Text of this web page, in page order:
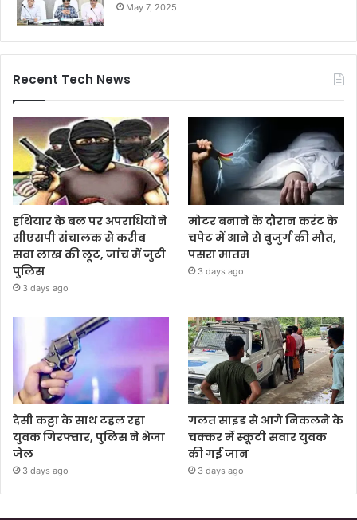
May 7, 2025
Recent Tech News
हथियार के बल पर अपराधियों ने
सीएसपी संचालक से करीब
सवा लाख की लूट, जांच में जुटी
पुलिस
3 days ago
मोटर बनाने के दौरान करंट के
चपेट में आने से बुजुर्ग की मौत,
पसरा मातम
3 days ago
देसी कट्टा के साथ टहल रहा
युवक गिरफ्तार, पुलिस ने भेजा
जेल
3 days ago
गलत साइड से आगे निकलने के
चक्कर में स्कूटी सवार युवक
की गई जान
3 days ago